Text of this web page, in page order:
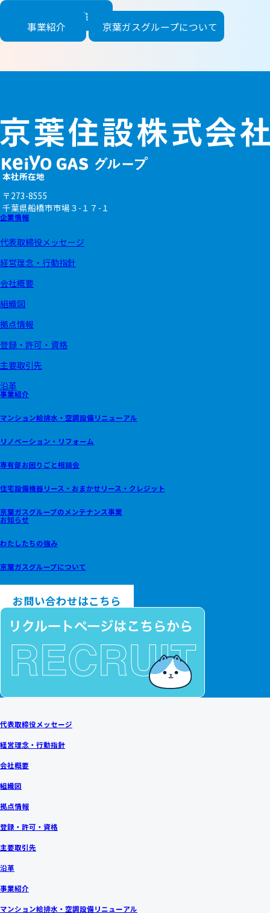
の強み
企業情報
事業紹介
京葉ガスグループについて
本社所在地
〒273-8555
千葉県船橋市市場 ３-１７-１
企業情報
代表取締役メッセージ
経営理念・行動指針
会社概要
組織図
拠点情報
登録・許可・資格
主要取引先
沿革
事業紹介
マンション給排水・空調設備リニューアル
リノベーション・リフォーム
専有部お困りごと相談会
住宅設備機器リース・おまかせリース・クレジット
京葉ガスグループのメンテナンス事業
お知らせ
わたしたちの強み
京葉ガスグループについて
お問い合わせはこちら
代表取締役メッセージ
経営理念・行動指針
会社概要
組織図
拠点情報
登録・許可・資格
主要取引先
沿革
事業紹介
マンション給排水・空調設備リニューアル